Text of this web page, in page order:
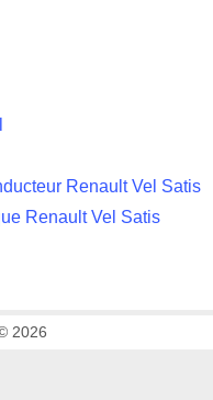
Renault Vel Satis
Renault Vel Satis
2026